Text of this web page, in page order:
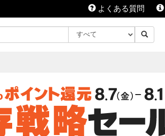
よくある質問